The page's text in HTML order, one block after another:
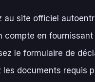
au site officiel
compte en
le formulaire de
les documents requis